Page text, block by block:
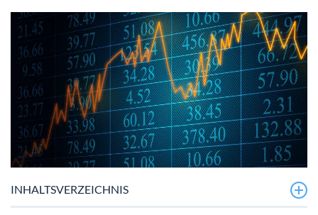
INHALTSVERZEICHNIS